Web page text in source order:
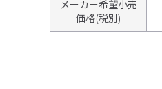
メーカー希望小売
価格(税別)